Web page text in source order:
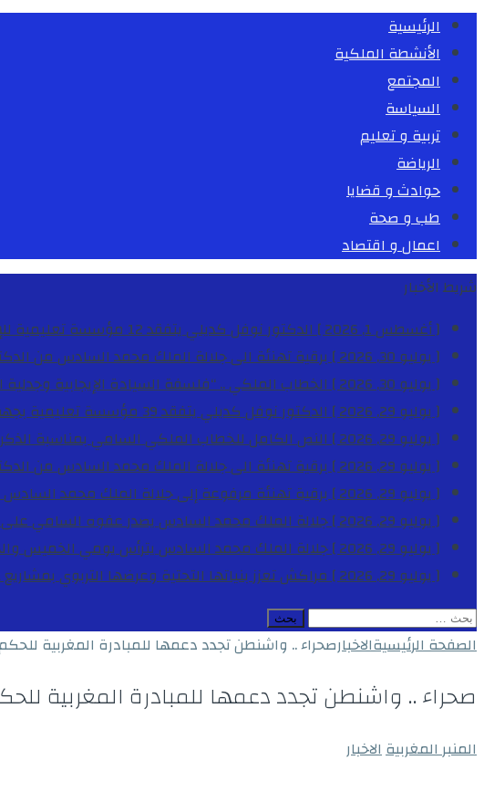
الرئيسية
الأنشطة الملكية
المجتمع
السياسة
تربية و تعليم
الرياضة
حوادث و قضايا
طب و صحة
اعمال و اقتصاد
شريط الأخبار
[ أغسطس 1, 2026 ]
الدكتور نوفل كديلي يتفقد 12 مؤسسة تعليمية للإشراف على مراقبة الداخليات والمطاعم المدرسية بجهة الدار البيضاء-سطات
[ يوليو 30, 2026 ]
برقية تهنئة الى جلالة الملك محمد السادس من
[ يوليو 30, 2026 ]
الخطاب الملكي .. “فلسفة السيادة الإيجابية وجدلية
[ يوليو 29, 2026 ]
الدكتور نوفل كديلي يتفقد 39 مؤسسة تعليمية بجهة الدار البيضاء-سطات خلال الموسم الدراسي 2025-2026
[ يوليو 29, 2026 ]
النص الكامل للخطاب الملكي السامي بمناسبة الذكرى الـ27 لعيد العرش
[ يوليو 29, 2026 ]
برقية تهنئة الى جلالة الملك محمد السادس من
[ يوليو 29, 2026 ]
برقية تهنئة مرفوعة إلى جلالة الملك محمد
[ يوليو 29, 2026 ]
جلالة الملك محمد السادس يصدر عفوه السامي على 1788 شخصا بمناسبة عيد العرش
[ يوليو 29, 2026 ]
جلالة الملك محمد السادس يترأس يومي الخميس
[ يوليو 29, 2026 ]
مراكش تعزز بنياتها التحتية وعرضها التربوي
البحث
عن:
الصفحة الرئيسيةالاخبارصحراء .. واشنطن تجدد دعمها للمبادرة المغربية
صحراء .. واشنطن تجدد دعمها للمبادرة المغربية
المنبر المغربيةالاخبار